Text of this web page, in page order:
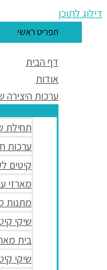
דילוג לתוכן
תפריט ראשי
דף הבית
אודות
ערכות היצירה
תחילת
ערכות
קיטים
מארזי
מתנות
שיקי
בית מארח –
שיקי קיט